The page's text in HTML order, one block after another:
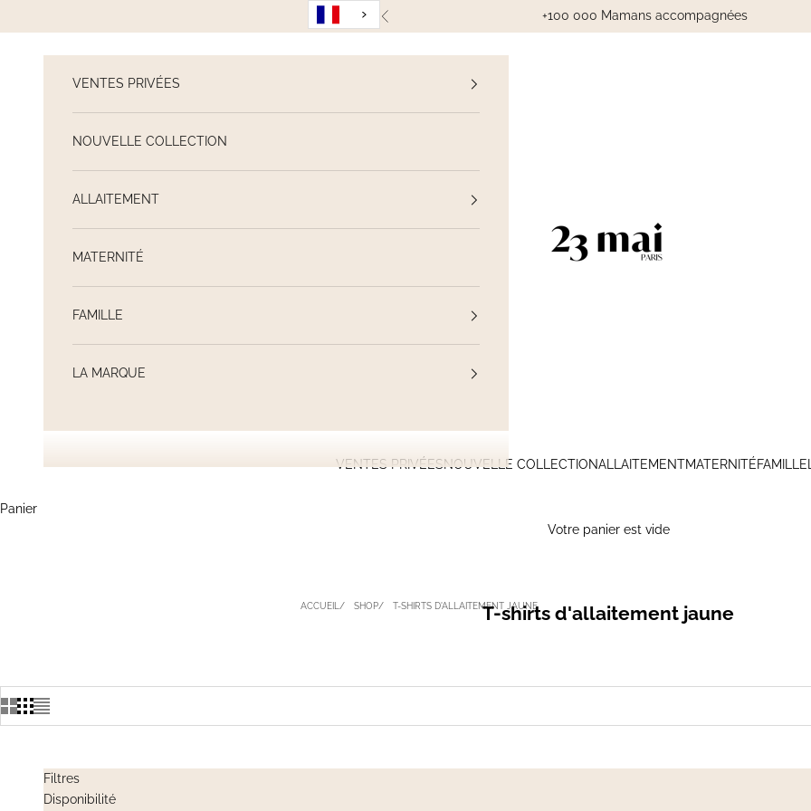
Précédent +100 000 Mamans accompagnées
23 Mai Paris
VENTES PRIVÉESNOUVELLE COLLECTIONALLAITEMENTMATERNITÉFAMILLE
VENTES PRIVÉES
NOUVELLE COLLECTION
ALLAITEMENT
MATERNITÉ
FAMILLE
LA MARQUE
Panier
Votre panier est vide
ACCUEIL SHOP T-SHIRTS D'ALLAITEMENT JAUNET-shirts d'allaitement jaune
Filtres
Disponibilité